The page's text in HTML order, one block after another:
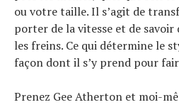
ou votre taille. Il s’agit de
porter de la vitesse et de
les freins. Ce qui détermine le
façon dont il s’y prend pour
Prenez Gee Atherton et moi-